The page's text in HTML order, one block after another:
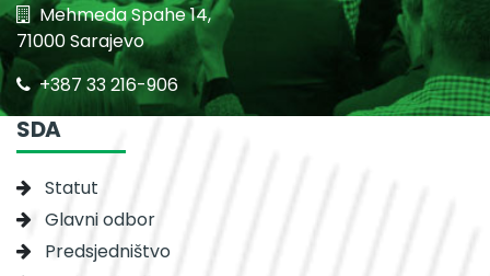
Mehmeda Spahe 14,
71000 Sarajevo
+387 33 216-906
SDA
Statut
Glavni odbor
Predsjedništvo